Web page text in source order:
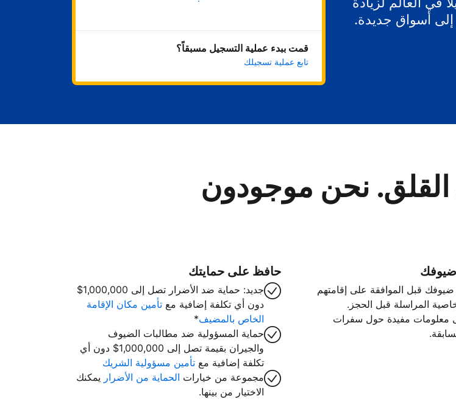
إلى أسواق جديدة.
قمت ببدء عملية التسجيل مسبقاً؟
تابع عملية تسجيلك
القلق. نحن موجودون
قبل الموافقة على إقامتهم
المراسلة قبل الحجز.
معلومات مفيدة حول سفرات
حافظ على حمايتك
جديد: حماية ضد الأضرار تصل إلى 1,000,000$
دون أي تكلفة إضافية معتأمين مكان الإقامة
الخاص بالمضيف*
حماية المسؤولية ضد مطالبات الضيوف
والجيران بقيمة تصل إلى 1,000,000$ دون أي
تكلفة إضافية معتأمين مسؤولية الشريك
مجموعة من خيارات الحماية من الأضرار يمكنك
الاختيار من بينها.